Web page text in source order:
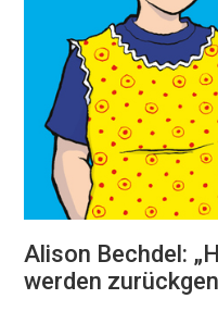
Alison Bechdel:
werden